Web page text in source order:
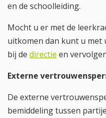
en de schoolleiding.
Mocht u er met de
uitkomen dan kunt u met
bij de directie en
Externe
De externe
bemiddeling tussen